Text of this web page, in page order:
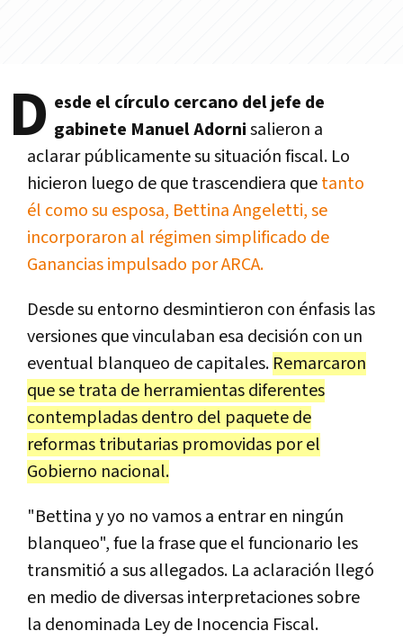
D esde el círculo cercano del jefe de
gabinete Manuel Adornisalieron a
aclarar públicamente su situación fiscal. Lo
hicieron luego de que trascendiera quetanto
él como su esposa, Bettina Angeletti, se
incorporaron al régimen simplificado de
Ganancias impulsado por ARCA.
Desde su entorno desmintieron con énfasis las
versiones que vinculaban esa decisión con un
eventual blanqueo de capitales. Remarcaron
que se trata de herramientas diferentes
contempladas dentro del paquete de
reformas tributarias promovidas por el
Gobierno nacional.
"Bettina y yo no vamos a entrar en ningún
blanqueo", fue la frase que el funcionario les
transmitió a sus allegados. La aclaración llegó
en medio de diversas interpretaciones sobre
la denominada Ley de Inocencia Fiscal.